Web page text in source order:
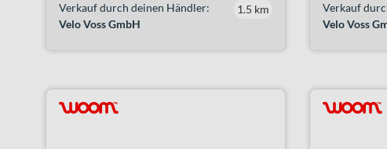
Verkauf durch deinen Händler:
Velo Voss GmbH
1.5 km
Verkauf
Velo Voss